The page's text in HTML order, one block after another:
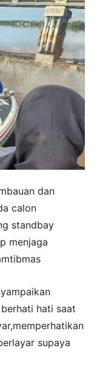
dan
calon
standbay
menjaga
hati saat
supaya